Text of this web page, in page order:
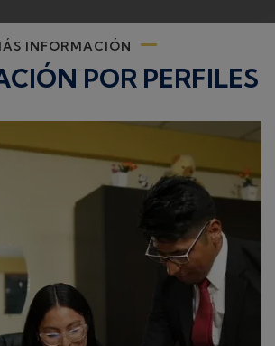
INFORMACIÓN
POR PERFILES